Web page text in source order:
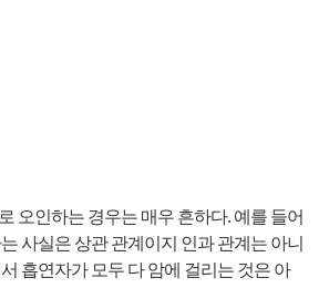
오인하는 경우는 매우 흔하다. 예를 들어
사실은 상관 관계이지 인과 관계는 아니
흡연자가 모두 다 암에 걸리는 것은 아